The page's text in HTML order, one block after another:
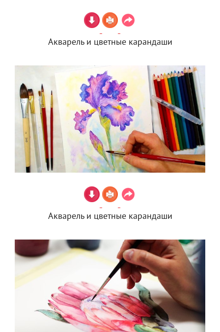
Акварель и цветные карандаши
Акварель и цветные карандаши